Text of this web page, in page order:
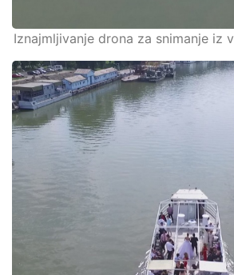
Iznajmljivanje drona za snimanje iz